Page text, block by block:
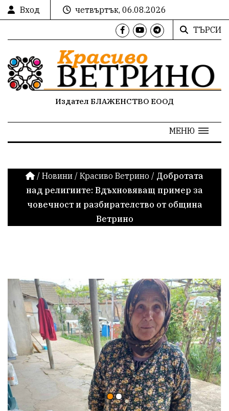
Вход
четвъртък, 06.08.2026
ТЪРСИ
Издател БЛАЖЕНСТВО ЕООД
МЕНЮ
/ Новини / Красиво Ветрино / Добротата
над религиите: Вдъхновяващ пример за
човечност и разбирателство от община
Ветрино